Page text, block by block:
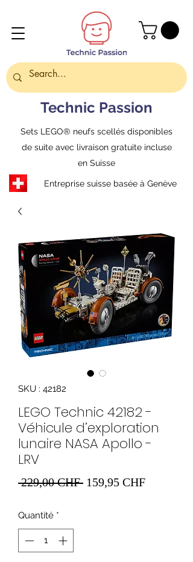
Sets LEGO® neufs scellés disponibles
de suite avec livraison gratuite incluse
en Suisse
Technic Passion
Entreprise suisse basée à Genève
SKU : 42182
LEGO Technic 42182 -
Véhicule d’exploration
lunaire NASA Apollo -
LRV
229,00 CHF Prix
159,95 CHFPrix
Quantité *